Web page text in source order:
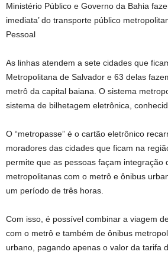
Ministério Público e Governo da Bahia
imediata’ do transporte público
Pessoal
As linhas atendem a sete cidades que
Metropolitana de Salvador e 63 delas
metrô da capital baiana. O sistema
sistema de bilhetagem eletrônica,
O “metropasse” é o cartão eletrônico
moradores das cidades que ficam na
permite que as pessoas façam integração
metropolitanas com o metrô e ônibus
um período de três horas.
Com isso, é possível combinar a viagem
com o metrô e também de ônibus
urbano, pagando apenas o valor da tarifa